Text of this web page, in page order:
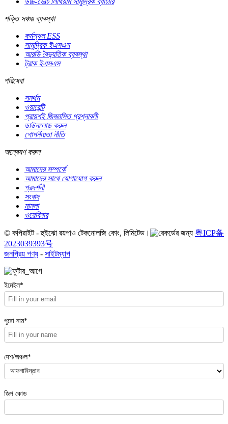
শক্তি সঞ্চয় ব্যবস্থা
কর্মস্থল ESS
সামুদ্রিক ইএসএস
আরভি বৈদ্যুতিক ব্যবস্থা
ট্রাক ইএসএস
পরিষেবা
সমর্থন
ওয়ারেন্টি
প্রায়শই জিজ্ঞাসিত প্রশ্নাবলী
ডাউনলোড করুন
গোপনীয়তা নীতি
অন্বেষণ করুন
আমাদের সম্পর্কে
আমাদের সাথে যোগাযোগ করুন
প্রদর্শনী
সংবাদ
মামলা
ওয়েবিনার
© কপিরাইট - হুইঝো রয়পাও টেকনোলজি কোং, লিমিটেড।
粤ICP备
2023039393号
জনপ্রিয় পণ্য - সাইটম্যাপ
ইমেইল*
পুরো নাম*
দেশ/অঞ্চল*
জিপ কোড